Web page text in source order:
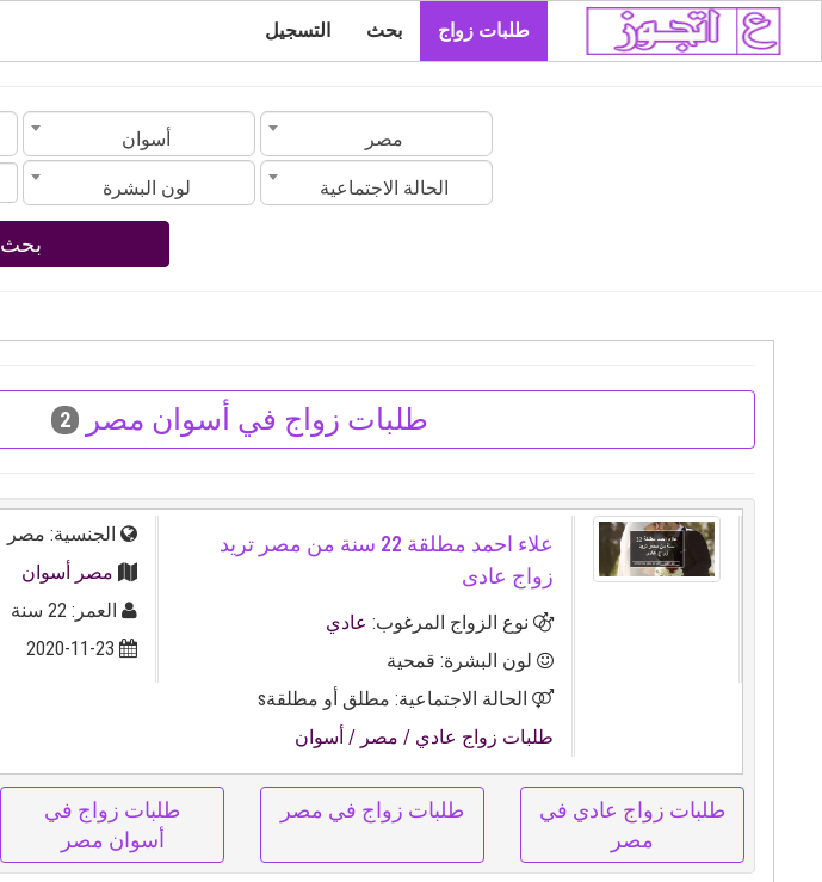
طلبات زواج بحث التسجيل
مصر أسوان
الحالة الاجتماعية لون البشرة
بحث
طلبات زواج في أسوان مصر 2
علاء احمد مطلقة 22 سنة من مصر تريد
زواج عادى
نوع الزواج المرغوب: عادي
لون البشرة: قمحية
الحالة الاجتماعية: مطلق أو مطلقةs
طلبات زواج عادي / مصر / أسوان
الجنسية: مصر
مصر أسوان
العمر: 22 سنة
2020-11-23
طلبات زواج عادي في
مصر
طلبات زواج في مصر
طلبات زواج في
أسوان مصر